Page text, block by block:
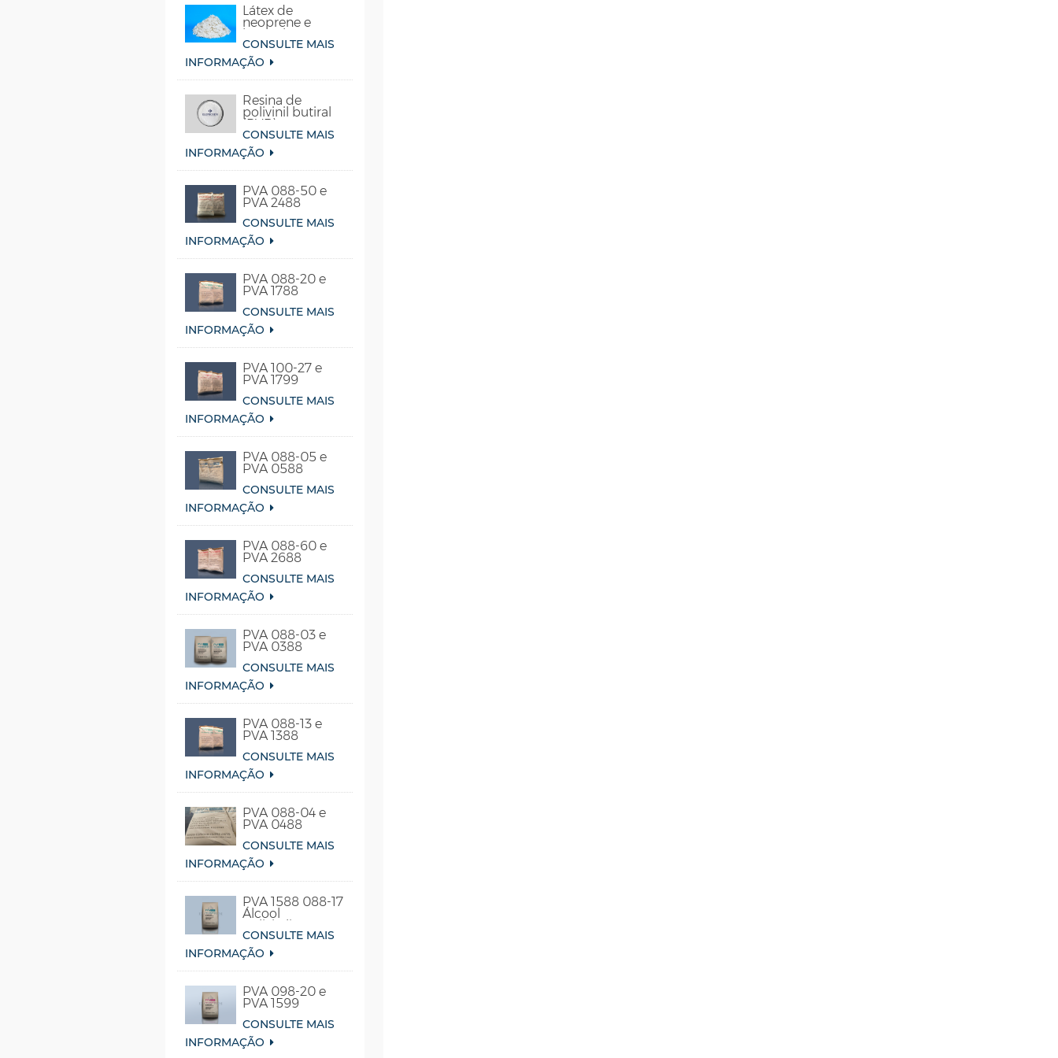
Látex de
neoprene e
borracha
sintética de
cloropreno
CONSULTE MAIS
INFORMAÇÃO
Resina de
polivinil butiral
(PVB)
CONSULTE MAIS
INFORMAÇÃO
PVA 088-50 e
PVA 2488
CONSULTE MAIS
INFORMAÇÃO
PVA 088-20 e
PVA 1788
CONSULTE MAIS
INFORMAÇÃO
PVA 100-27 e
PVA 1799
CONSULTE MAIS
INFORMAÇÃO
PVA 088-05 e
PVA 0588
CONSULTE MAIS
INFORMAÇÃO
PVA 088-60 e
PVA 2688
CONSULTE MAIS
INFORMAÇÃO
PVA 088-03 e
PVA 0388
CONSULTE MAIS
INFORMAÇÃO
PVA 088-13 e
PVA 1388
CONSULTE MAIS
INFORMAÇÃO
PVA 088-04 e
PVA 0488
CONSULTE MAIS
INFORMAÇÃO
PVA 1588 088-17
Álcool
Polivinílico
Solúvel em Água
Fria
CONSULTE MAIS
INFORMAÇÃO
PVA 098-20 e
PVA 1599
CONSULTE MAIS
INFORMAÇÃO